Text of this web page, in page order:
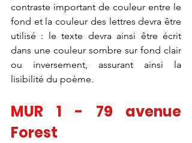
contraste important de couleur entre le
fond et la couleur des lettres devra être
utilisé : le texte devra ainsi être écrit
dans une couleur sombre sur fond clair
ou inversement, assurant ainsi la
lisibilité du poème.
MUR 1 - 79 avenue
Forest